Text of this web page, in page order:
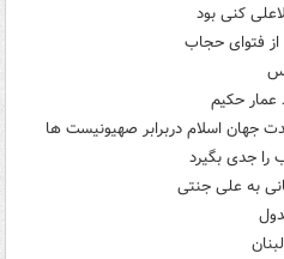
کنی بود
عمار حکیم
جهان اسلام دربرابر صهیونیست ها
را جدی بگیرد